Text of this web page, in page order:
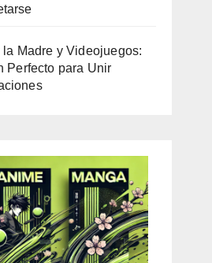
la Madre y Videojuegos:
Perfecto para Unir